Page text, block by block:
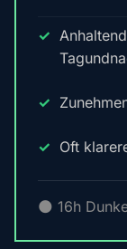
Oft
🌑 16h